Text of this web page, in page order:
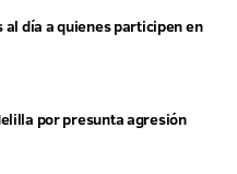
al día a quienes participen en
por presunta agresión